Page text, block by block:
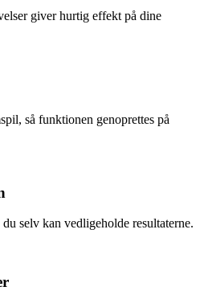
giver hurtig effekt på dine
så funktionen genoprettes på
selv kan vedligeholde resultaterne.